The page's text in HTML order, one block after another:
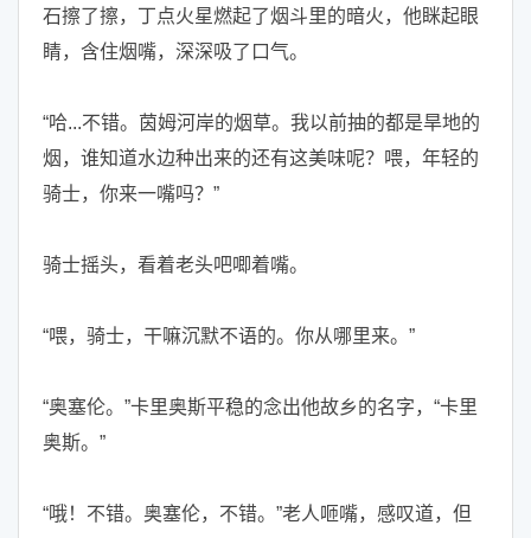
石擦了擦，丁点火星燃起了烟斗里的暗火，他眯起眼
睛，含住烟嘴，深深吸了口气。
“哈...不错。茵姆河岸的烟草。我以前抽的都是旱地的
烟，谁知道水边种出来的还有这美味呢？喂，年轻的
骑士，你来一嘴吗？”
骑士摇头，看着老头吧唧着嘴。
“喂，骑士，干嘛沉默不语的。你从哪里来。”
“奥塞伦。”卡里奥斯平稳的念出他故乡的名字，“卡里
奥斯。”
“哦！不错。奥塞伦，不错。”老人咂嘴，感叹道，但